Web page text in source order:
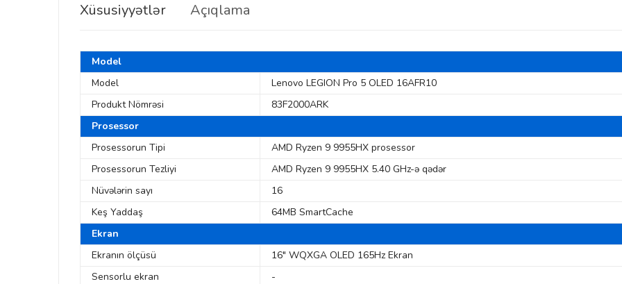
Xüsusiyyətlər Açıqlama
Model
Model
Lenovo LEGION Pro 5 OLED 16AFR10
Produkt Nömrəsi
83F2000ARK
Prosessor
Prosessorun Tipi
AMD Ryzen 9 9955HX prosessor
Prosessorun Tezliyi
AMD Ryzen 9 9955HX 5.40 GHz-ə qədər
Nüvələrin sayı
16
Keş Yaddaş
64MB SmartCache
Ekran
Ekranın ölçüsü
16" WQXGA OLED 165Hz Ekran
Sensorlu ekran
-